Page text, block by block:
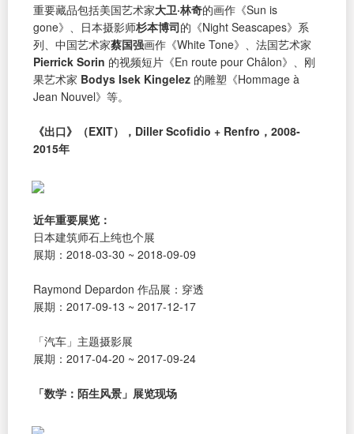
重要藏品包括美国艺术家大卫·林奇的画作《Sun is
gone》、日本摄影师杉本博司的《Night Seascapes》系
列、中国艺术家蔡国强画作《White Tone》、法国艺术家
Pierrick Sorin 的视频短片《En route pour Châlon》、刚
果艺术家 Bodys Isek Kingelez 的雕塑《Hommage à
Jean Nouvel》等。
《出口》（EXIT），Diller Scofidio + Renfro，2008-
2015年
近年重要展览：
日本建筑师石上纯也个展
展期：2018-03-30 ~ 2018-09-09
Raymond Depardon 作品展：穿透
展期：2017-09-13 ~ 2017-12-17
「汽车」主题摄影展
展期：2017-04-20 ~ 2017-09-24
「数学：陌生风景」展览现场